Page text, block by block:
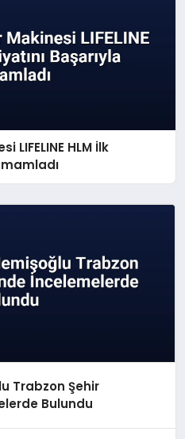
LIFELINE HLM İlk
Trabzon Şehir
Bulundu